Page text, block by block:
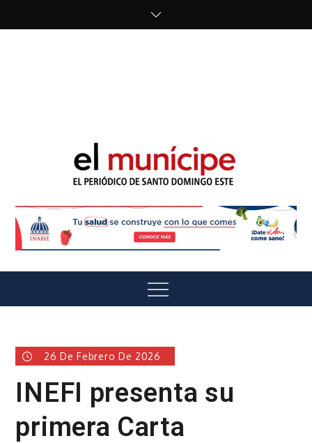
El Munícipe
Menu
26 De Febrero De 2026
INEFI presenta su
primera Carta